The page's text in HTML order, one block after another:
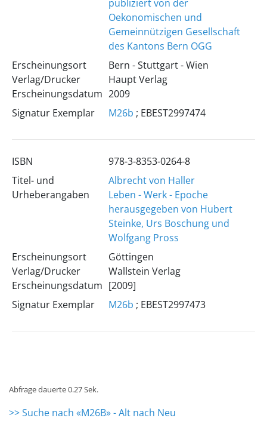
publiziert von der
Oekonomischen und
Gemeinnützigen Gesellschaft
des Kantons Bern OGG
Erscheinungsort
Verlag/Drucker
Erscheinungsdatum
Bern - Stuttgart - Wien
Haupt Verlag
2009
Signatur Exemplar
M26b ; EBEST2997474
ISBN
978-3-8353-0264-8
Titel- und
Urheberangaben
Albrecht von Haller
Leben - Werk - Epoche
herausgegeben von Hubert
Steinke, Urs Boschung und
Wolfgang Pross
Erscheinungsort
Verlag/Drucker
Erscheinungsdatum
Göttingen
Wallstein Verlag
[2009]
Signatur Exemplar
M26b ; EBEST2997473
Abfrage dauerte 0.27 Sek.
>> Suche nach «M26B» - Alt nach Neu